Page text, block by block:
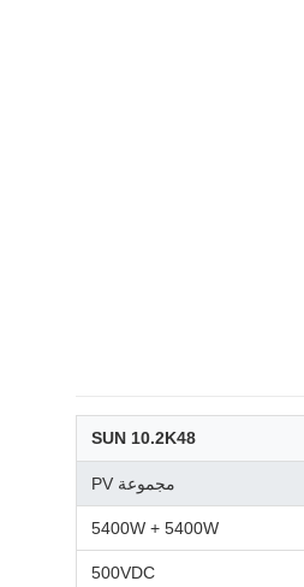
SUN 10.2K48
مجموعة PV
5400W + 5400W
500VDC